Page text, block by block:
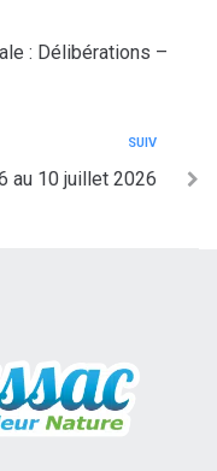
: Délibérations –
SUIV
au 10 juillet 2026